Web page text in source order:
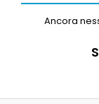
Ancora